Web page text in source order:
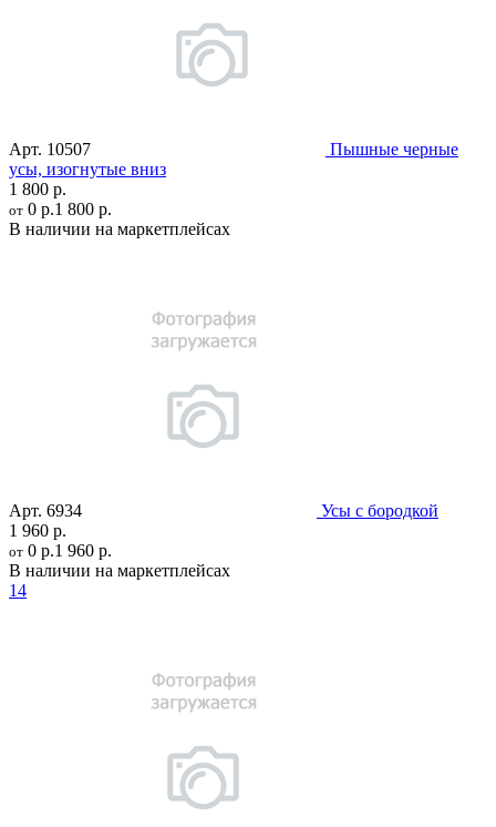
Арт. 10507
Пышные черные
усы, изогнутые вниз
1 800 р.
от 0 р.1 800 р.
В наличии на маркетплейсах
Арт. 6934
Усы с бородкой
1 960 р.
от 0 р.1 960 р.
В наличии на маркетплейсах
14